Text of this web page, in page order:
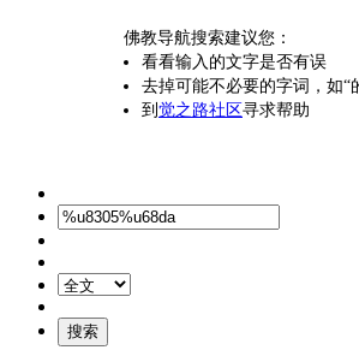
佛教导航搜索建议您：
看看输入的文字是否有误
去掉可能不必要的字词，如“
到 觉之路社区寻求帮助